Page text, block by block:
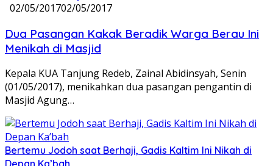
02/05/201702/05/2017
Dua Pasangan Kakak Beradik Warga Berau Ini
Menikah di Masjid
Kepala KUA Tanjung Redeb, Zainal Abidinsyah, Senin
(01/05/2017), menikahkan dua pasangan pengantin di
Masjid Agung…
Bertemu Jodoh saat Berhaji, Gadis Kaltim Ini Nikah di